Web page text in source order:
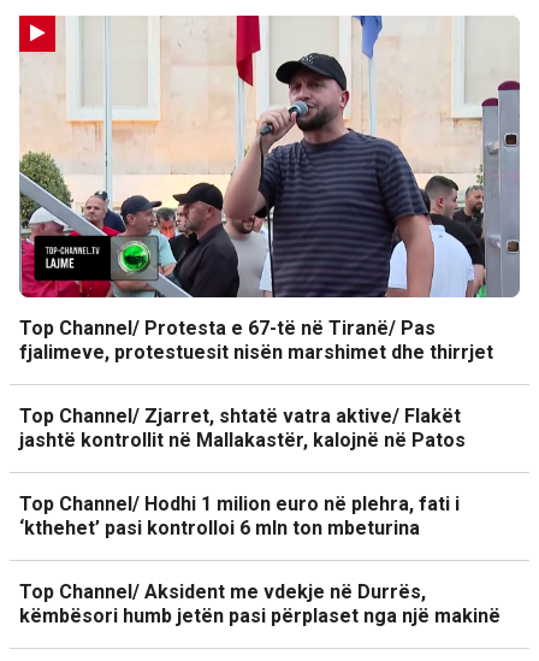
Top Channel/ Protesta e 67-të në Tiranë/ Pas
fjalimeve, protestuesit nisën marshimet dhe thirrjet
Top Channel/ Zjarret, shtatë vatra aktive/ Flakët
jashtë kontrollit në Mallakastër, kalojnë në Patos
Top Channel/ Hodhi 1 milion euro në plehra, fati i
‘kthehet’ pasi kontrolloi 6 mln ton mbeturina
Top Channel/ Aksident me vdekje në Durrës,
këmbësori humb jetën pasi përplaset nga një makinë